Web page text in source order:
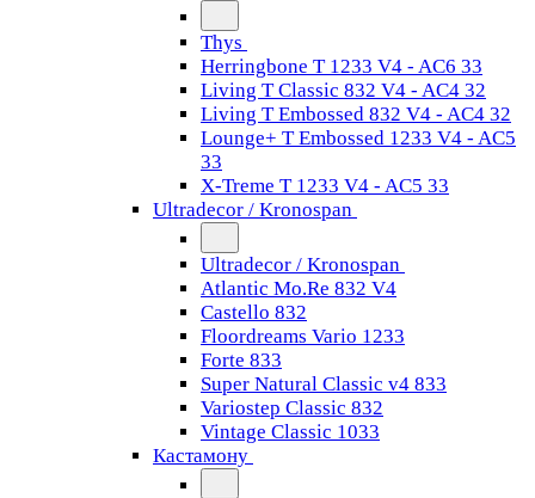
Thys
Herringbone T 1233 V4 - AC6 33
Living T Classic 832 V4 - AC4 32
Living T Embossed 832 V4 - AC4 32
Lounge+ T Embossed 1233 V4 - AC5
33
X-Treme T 1233 V4 - AC5 33
Ultradecor / Kronospan
Ultradecor / Kronospan
Atlantic Mo.Re 832 V4
Castello 832
Floordreams Vario 1233
Forte 833
Super Natural Classic v4 833
Variostep Classic 832
Vintage Classic 1033
Кастамону